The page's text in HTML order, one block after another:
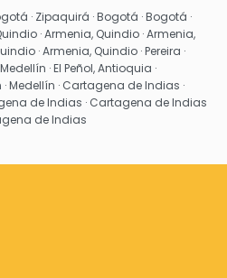
Ver· Zipaquirá · Bogotá · Bogotá ·
· Armenia, Quindio · Armenia,
· Armenia, Quindio · Pereira ·
· El Peñol, Antioquia ·
Medellín · Cartagena de Indias ·
de Indias · Cartagena de Indias
de Indias